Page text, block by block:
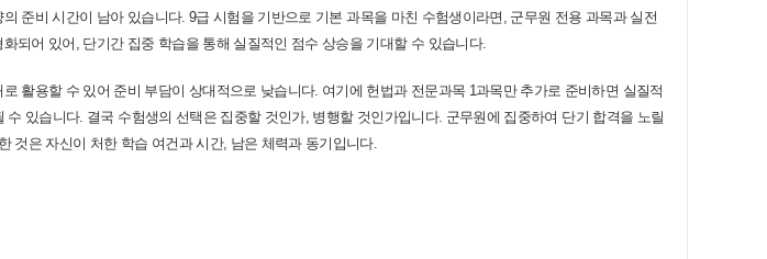
준비 시간이 남아 있습니다. 9급 시험을 기반으로 기본 과목을 마친 수험생이라면, 군무원 전용 과목과 실전
되어 있어, 단기간 집중 학습을 통해 실질적인 점수 상승을 기대할 수 있습니다.
활용할 수 있어 준비 부담이 상대적으로 낮습니다. 여기에 헌법과 전문과목 1과목만 추가로 준비하면 실질적
수 있습니다. 결국 수험생의 선택은 집중할 것인가, 병행할 것인가입니다. 군무원에 집중하여 단기 합격을 노릴
것은 자신이 처한 학습 여건과 시간, 남은 체력과 동기입니다.